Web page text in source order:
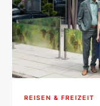
REISEN & FREIZEIT